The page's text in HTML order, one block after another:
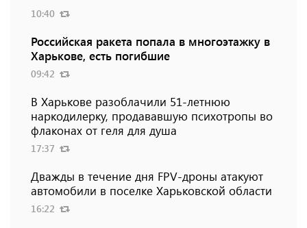
10:40
Российская ракета попала в многоэтажку в
Харькове, есть погибшие
09:42
В Харькове разоблачили 51-летнюю
наркодилерку, продававшую психотропы во
флаконах от геля для душа
17:37
Дважды в течение дня FPV-дроны атакуют
автомобили в поселке Харьковской области
16:22